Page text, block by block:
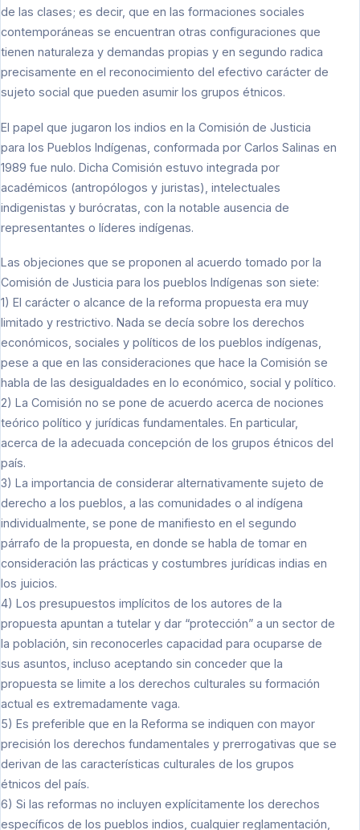
de las clases; es decir, que en las formaciones sociales
contemporáneas se encuentran otras configuraciones que
tienen naturaleza y demandas propias y en segundo radica
precisamente en el reconocimiento del efectivo carácter de
sujeto social que pueden asumir los grupos étnicos.
El papel que jugaron los indios en la Comisión de Justicia
para los Pueblos Indígenas, conformada por Carlos Salinas en
1989 fue nulo. Dicha Comisión estuvo integrada por
académicos (antropólogos y juristas), intelectuales
indigenistas y burócratas, con la notable ausencia de
representantes o líderes indígenas.
Las objeciones que se proponen al acuerdo tomado por la
Comisión de Justicia para los pueblos Indígenas son siete:
1) El carácter o alcance de la reforma propuesta era muy
limitado y restrictivo. Nada se decía sobre los derechos
económicos, sociales y políticos de los pueblos indígenas,
pese a que en las consideraciones que hace la Comisión se
habla de las desigualdades en lo económico, social y político.
2) La Comisión no se pone de acuerdo acerca de nociones
teórico político y jurídicas fundamentales. En particular,
acerca de la adecuada concepción de los grupos étnicos del
país.
3) La importancia de considerar alternativamente sujeto de
derecho a los pueblos, a las comunidades o al indígena
individualmente, se pone de manifiesto en el segundo
párrafo de la propuesta, en donde se habla de tomar en
consideración las prácticas y costumbres jurídicas indias en
los juicios.
4) Los presupuestos implícitos de los autores de la
propuesta apuntan a tutelar y dar “protección” a un sector de
la población, sin reconocerles capacidad para ocuparse de
sus asuntos, incluso aceptando sin conceder que la
propuesta se limite a los derechos culturales su formación
actual es extremadamente vaga.
5) Es preferible que en la Reforma se indiquen con mayor
precisión los derechos fundamentales y prerrogativas que se
derivan de las características culturales de los grupos
étnicos del país.
6) Si las reformas no incluyen explícitamente los derechos
específicos de los pueblos indios, cualquier reglamentación,